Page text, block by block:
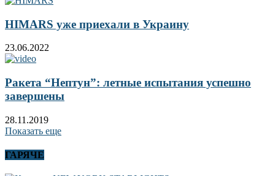
HIMARS уже приехали в Украину
23.06.2022
Ракета “Нептун”: летные испытания успешно
завершены
28.11.2019
Показать еще
ГАРЯЧЕ